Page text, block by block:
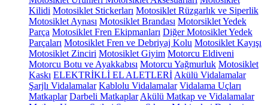
Kilidi Motosiklet Stickerları Motosiklet Rüzgarlık ve Siperlik
Motosiklet Aynası Motosiklet Brandası Motorsiklet Yedek
Parça Motosiklet Fren Ekipmanları Diğer Motosiklet Yedek
Parçaları Motosiklet Fren ve Debriyaj Kolu Motosiklet Kayışı
Motosiklet Zinciri Motosiklet Giyim Motorcu Eldiveni
Motorcu Botu ve Ayakkabısı Motorcu Yağmurluk Motosiklet
Kaskı ELEKTRİKLİ EL ALETLERİ Akülü Vidalamalar
Şarjlı Vidalamalar Kablolu Vidalamalar Vidalama Uçları
Matkaplar Darbeli Matkaplar Akülü Matkap ve Vidalamalar